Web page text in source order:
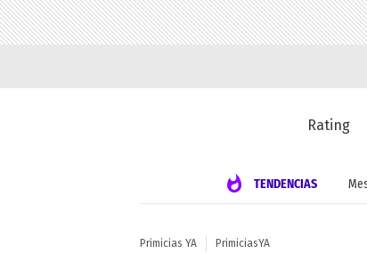
Rating
TENDENCIAS
Primicias YA PrimiciasYA